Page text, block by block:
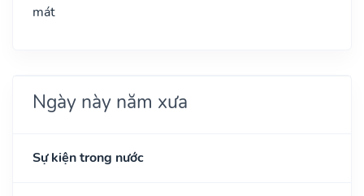
mát
Ngày này năm xưa
Sự kiện trong nước